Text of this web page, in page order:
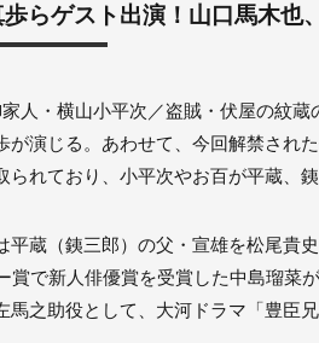
らゲスト出演！山口馬木也
人・横山小平次／盗賊・伏屋の紋
が演じる。あわせて、今回解禁され
られており、小平次やお百が平蔵、
蔵（銕三郎）の父・宣雄を松尾貴
賞で新人俳優賞を受賞した中島瑠
馬之助役として、大河ドラマ「豊臣